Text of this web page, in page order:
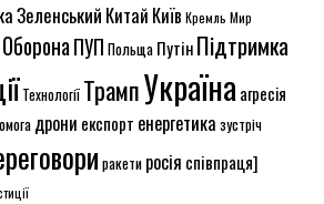
Зеленський Китай Київ Кремль Мир
ОборонаПУП Польща ПутінПідтримка
ТехнологіїТрампУкраїна агресія
дрони експорт енергетика зустріч
ракети росія співпраця]